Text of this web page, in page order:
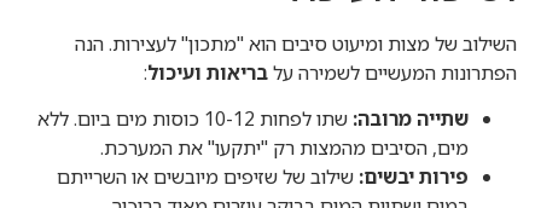
השילוב של מצות ומיעוט סיבים הוא "מתכון" לעצירות. הנה
הפתרונות המעשיים לשמירה עלבריאות ועיכול:
שתייה מרובה:
שתו לפחות 10-12 כוסות מים ביום. ללא
מים, הסיבים מהמצות רק "יתקעו" את המערכת.
פירות יבשים: שילוב של שזיפים מיובשים או השרייתם